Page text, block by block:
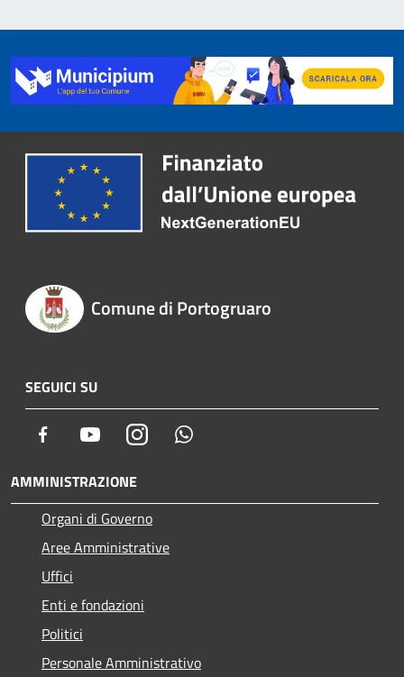
Comune di Portogruaro
SEGUICI SU
Facebook YoutubeInstagram
AMMINISTRAZIONE
Organi di Governo
Aree Amministrative
Uffici
Enti e fondazioni
Politici
Personale Amministrativo